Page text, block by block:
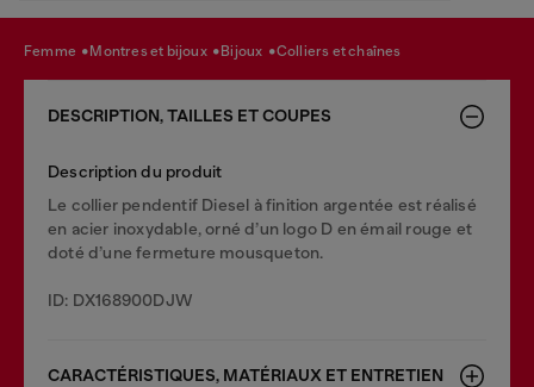
femme montres et bijoux bijoux colliers et chaînes
DESCRIPTION, TAILLES ET COUPES
Description du produit
Le collier pendentif Diesel à finition argentée est réalisé
en acier inoxydable, orné d’un logo D en émail rouge et
doté d’une fermeture mousqueton.
ID: DX168900DJW
CARACTÉRISTIQUES, MATÉRIAUX ET ENTRETIEN